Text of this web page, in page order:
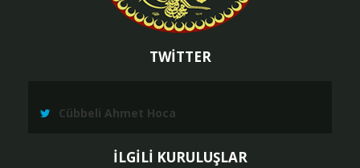
TWİTTER
Cübbeli Ahmet Hoca
İLGİLİ KURULUŞLAR